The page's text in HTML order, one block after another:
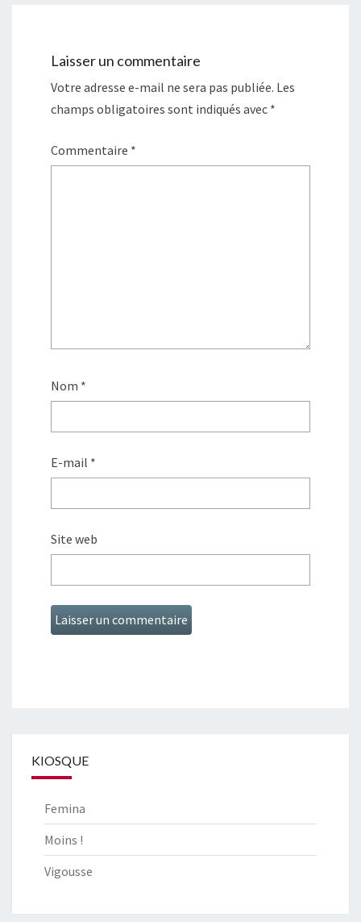
Laisser un commentaire
Votre adresse e-mail ne sera pas publiée. Les
champs obligatoires sont indiqués avec *
Commentaire *
Nom *
E-mail *
Site web
KIOSQUE
Femina
Moins !
Vigousse